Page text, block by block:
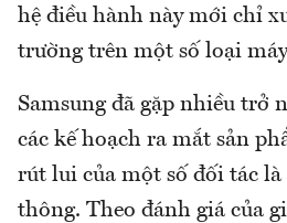
hệ điều hành này mới chỉ
trường trên một số loại
Samsung đã gặp nhiều trở
các kế hoạch ra mắt sản
rút lui của một số đối tác
thông. Theo đánh giá của